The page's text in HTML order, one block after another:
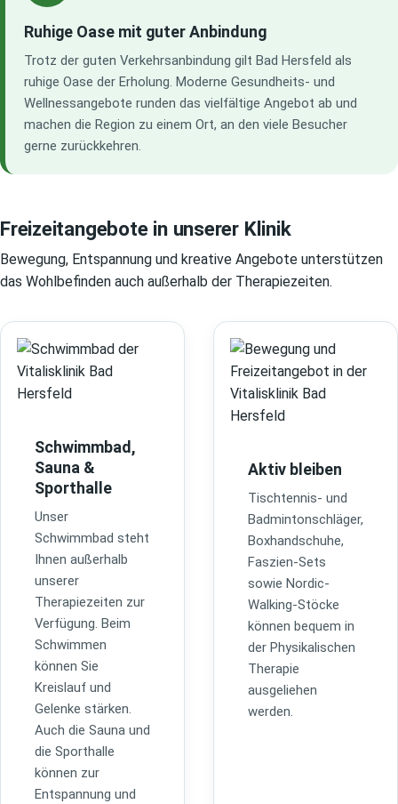
Ruhige Oase mit guter Anbindung
Trotz der guten Verkehrsanbindung gilt Bad Hersfeld als
ruhige Oase der Erholung. Moderne Gesundheits- und
Wellnessangebote runden das vielfältige Angebot ab und
machen die Region zu einem Ort, an den viele Besucher
gerne zurückkehren.
Freizeitangebote in unserer Klinik
Bewegung, Entspannung und kreative Angebote unterstützen
das Wohlbefinden auch außerhalb der Therapiezeiten.
Schwimmbad,
Sauna &
Sporthalle
Unser
Schwimmbad steht
Ihnen außerhalb
unserer
Therapiezeiten zur
Verfügung. Beim
Schwimmen
können Sie
Kreislauf und
Gelenke stärken.
Auch die Sauna und
die Sporthalle
können zur
Entspannung und
Aktiv bleiben
Tischtennis- und
Badmintonschläger,
Boxhandschuhe,
Faszien-Sets
sowie Nordic-
Walking-Stöcke
können bequem in
der Physikalischen
Therapie
ausgeliehen
werden.